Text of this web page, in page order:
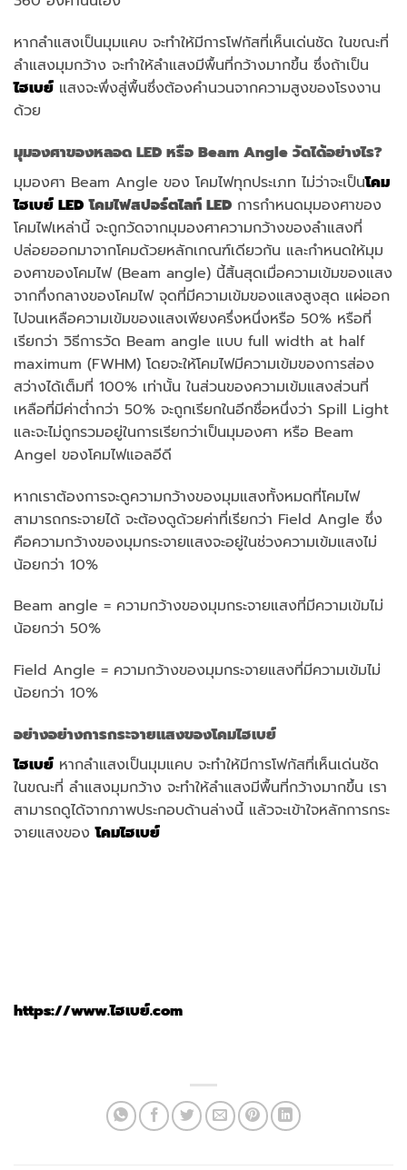
หากลำแสงเป็นมุมแคบ จะทำให้มีการโฟกัสที่เห็นเด่นชัด ในขณะที่
ลำแสงมุมกว้าง จะทำให้ลำแสงมีพื้นที่กว้างมากขึ้น ซึ่งถ้าเป็น
ไฮเบย์ แสงจะพึ่งสู่พื้นซึ่งต้องคำนวนจากความสูงของโรงงาน
ด้วย
มุมองศาของหลอด LED หรือ Beam Angle วัดได้อย่างไร?
มุมองศา Beam Angle ของ โคมไฟทุกประเภท ไม่ว่าจะเป็นโคม
ไฮเบย์ LED โคมไฟสปอร์ตไลท์ LED การกำหนดมุมองศาของ
โคมไฟเหล่านี้ จะถูกวัดจากมุมองศาความกว้างของลำแสงที่
ปล่อยออกมาจากโคมด้วยหลักเกณฑ์เดียวกัน และกำหนดให้มุม
องศาของโคมไฟ (Beam angle) นี้สิ้นสุดเมื่อความเข้มของแสง
จากกึ่งกลางของโคมไฟ จุดที่มีความเข้มของแสงสูงสุด แผ่ออก
ไปจนเหลือความเข้มของแสงเพียงครึ่งหนึ่งหรือ 50% หรือที่
เรียกว่า วิธีการวัด Beam angle แบบ full width at half
maximum (FWHM) โดยจะให้โคมไฟมีความเข้มของการส่อง
สว่างได้เต็มที่ 100% เท่านั้น ในส่วนของความเข้มแสงส่วนที่
เหลือที่มีค่าต่ำกว่า 50% จะถูกเรียกในอีกชื่อหนึ่งว่า Spill Light
และจะไม่ถูกรวมอยู่ในการเรียกว่าเป็นมุมองศา หรือ Beam
Angel ของโคมไฟแอลอีดี
หากเราต้องการจะดูความกว้างของมุมแสงทั้งหมดที่โคมไฟ
สามารถกระจายได้ จะต้องดูด้วยค่าที่เรียกว่า Field Angle ซึ่ง
คือความกว้างของมุมกระจายแสงจะอยู่ในช่วงความเข้มแสงไม่
น้อยกว่า 10%
Beam angle = ความกว้างของมุมกระจายแสงที่มีความเข้มไม่
น้อยกว่า 50%
Field Angle = ความกว้างของมุมกระจายแสงที่มีความเข้มไม่
น้อยกว่า 10%
อย่างอย่างการกระจายแสงของโคมไฮเบย์
ไฮเบย์ หากลำแสงเป็นมุมแคบ จะทำให้มีการโฟกัสที่เห็นเด่นชัด
ในขณะที่ ลำแสงมุมกว้าง จะทำให้ลำแสงมีพื้นที่กว้างมากขึ้น เรา
สามารถดูได้จากภาพประกอบด้านล่างนี้ แล้วจะเข้าใจหลักการกระ
จายแสงของโคมไฮเบย์
https://www.ไฮเบย์.com